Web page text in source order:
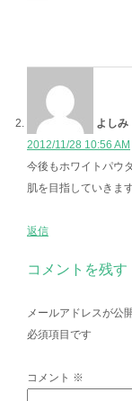
よしみ
2012/11/28 10:56 AM
今後もホワイトパウ
肌を目指していきま
返信
コメントを残す
メールアドレスが公
必須項目です
コメント ※